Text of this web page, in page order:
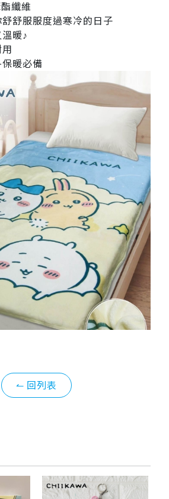
纖維
舒服服度過寒冷的日子
暖♪
暖必備
↼ 回列表